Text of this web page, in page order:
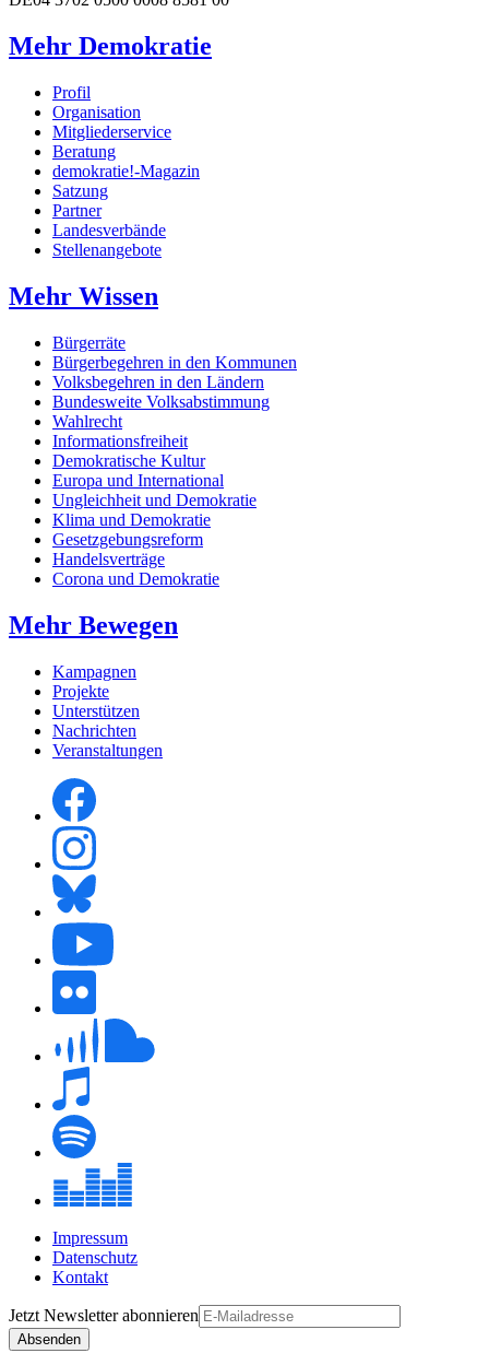
Mehr Demokratie
Profil
Organisation
Mitgliederservice
Beratung
demokratie!-Magazin
Satzung
Partner
Landesverbände
Stellenangebote
Mehr Wissen
Bürgerräte
Bürgerbegehren in den Kommunen
Volksbegehren in den Ländern
Bundesweite Volksabstimmung
Wahlrecht
Informationsfreiheit
Demokratische Kultur
Europa und International
Ungleichheit und Demokratie
Klima und Demokratie
Gesetzgebungsreform
Handelsverträge
Corona und Demokratie
Mehr Bewegen
Kampagnen
Projekte
Unterstützen
Nachrichten
Veranstaltungen
Impressum
Datenschutz
Kontakt
Jetzt Newsletterabonnieren
Absenden